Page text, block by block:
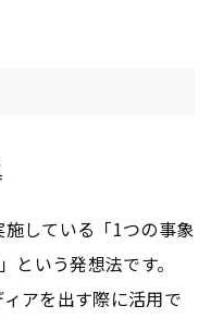
している「1つの事象
という発想法です。
アを出す際に活用で